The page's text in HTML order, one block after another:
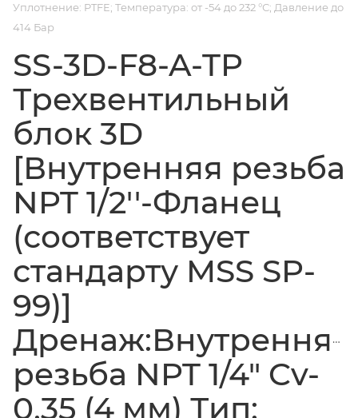
Уплотнение: PTFE; Температура: от -54 до 232 °С; Давление до
414 Бар
SS-3D-F8-A-TP
Трехвентильный
блок 3D
[Внутренняя резьба
NPT 1/2''-Фланец
(соответствует
стандарту MSS SP-
99)]
Дренаж:Внутренняя
резьба NPT 1/4" Cv-
0,35 (4 мм) Тип: